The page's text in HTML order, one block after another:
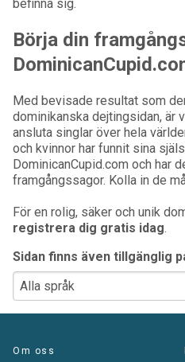
befinna sig.
Börja din
Med bevisade resultat som
dominikanska dejtingsidan, är
ansluta singlar över hela
och kvinnor har funnit sina
DominicanCupid.com och har
framgångssagor. Kolla in de
För en rolig, säker och unik
registrera dig gratis idag.
Sidan finns även tillgänglig
Om oss